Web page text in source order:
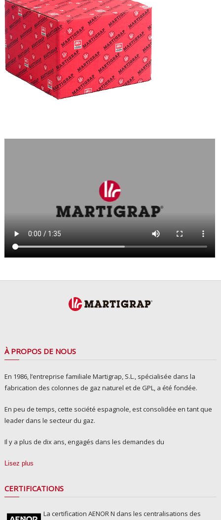
À PROPOS DE NOUS
En 1986, l’entreprise familiale Martigrap, S.L., spécialisée dans la
fabrication des colonnes de gaz naturel et de GPL, a été fondée.
En peu de temps, cette société espagnole, est consolidée en tant que
leader dans le secteur du gaz.
Il y a plus de dix ans, engagés dans les demandes du
Lisez plus
CERTIFICATIONS
La certification AENOR N dans les centralisations des